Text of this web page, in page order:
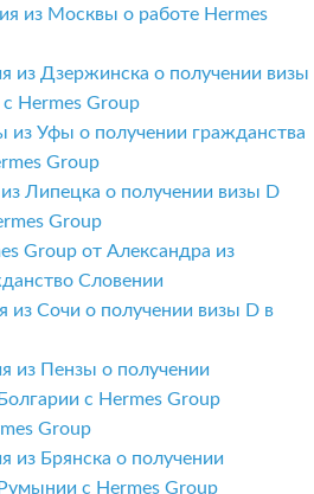
из Москвы о работе Hermes
из Дзержинска о получении визы
Hermes Group
из Уфы о получении гражданства
Group
Липецка о получении визы D
Group
Group от Александра из
Словении
из Сочи о получении визы D в
из Пензы о получении
с Hermes Group
Group
из Брянска о получении
с Hermes Group